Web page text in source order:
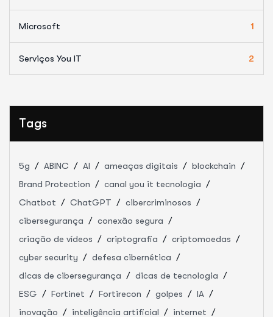
Microsoft 1
Serviços You IT 2
Tags
5g ABINC AI ameaças digitais
blockchain
Brand Protection
canal you it tecnologia
Chatbot
ChatGPT
cibercriminosos
cibersegurança
conexão segura
criação de vídeos
criptografia
criptomoedas
cyber security
defesa cibernética
dicas de cibersegurança
dicas de tecnologia
ESG
Fortinet Fortirecon golpes
IA
inovação
inteligência artificial
internet